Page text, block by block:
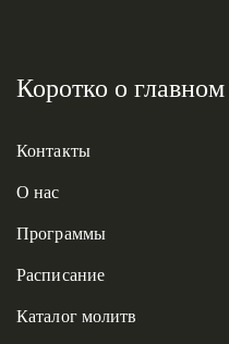
Коротко о главном
Контакты
О нас
Программы
Расписание
Каталог молитв